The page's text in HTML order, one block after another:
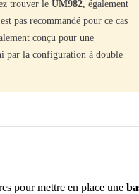
trouver le UM982 , également
pas recommandé pour ce cas
conçu pour une
par la configuration à double
pour mettre en place une